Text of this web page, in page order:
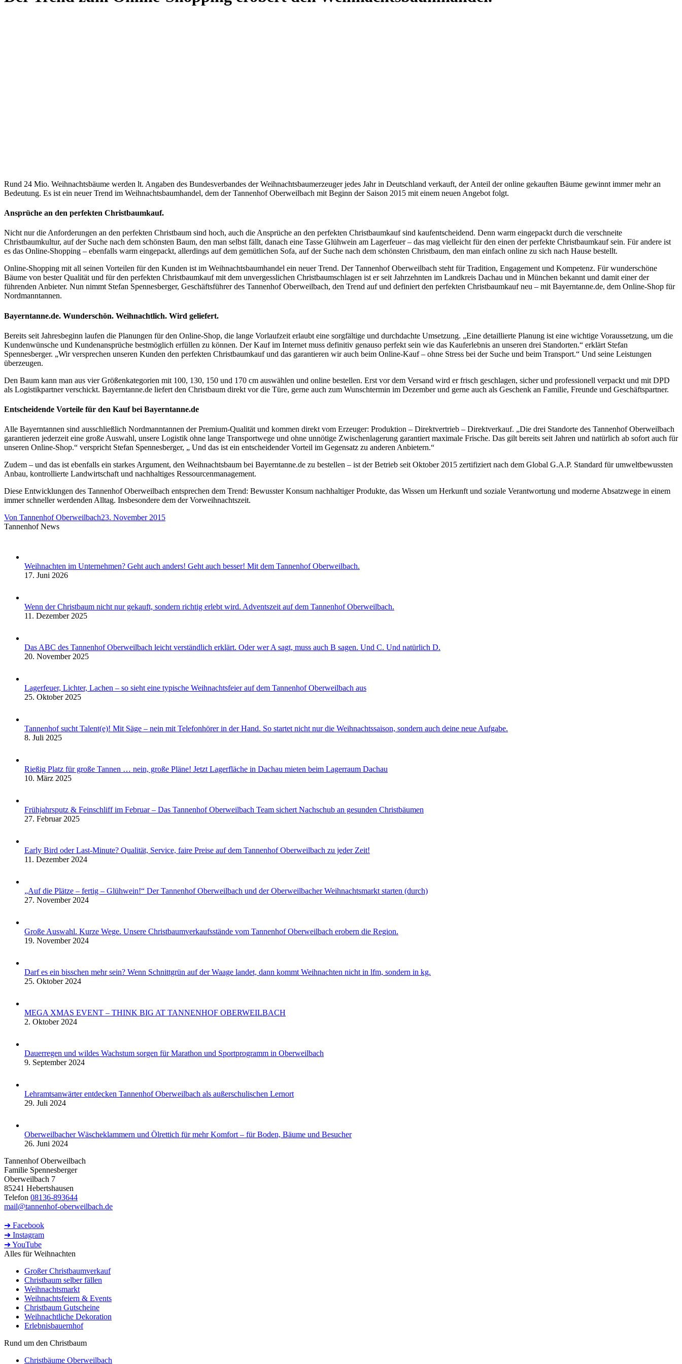
Rund 24 Mio. Weihnachtsbäume werden lt. Angaben des Bundesverbandes der Weihnachtsbaumerzeuger jedes Jahr in Deutschland verkauft, der Anteil der online gekauften Bäume gewinnt immer mehr an
Bedeutung. Es ist ein neuer Trend im Weihnachtsbaumhandel, dem der Tannenhof Oberweilbach mit Beginn der Saison 2015 mit einem neuen Angebot folgt.
Ansprüche an den perfekten Christbaumkauf.
Nicht nur die Anforderungen an den perfekten Christbaum sind hoch, auch die Ansprüche an den perfekten Christbaumkauf sind kaufentscheidend. Denn warm eingepackt durch die verschneite
Christbaumkultur, auf der Suche nach dem schönsten Baum, den man selbst fällt, danach eine Tasse Glühwein am Lagerfeuer – das mag vielleicht für den einen der perfekte Christbaumkauf sein. Für andere ist
es das Online-Shopping – ebenfalls warm eingepackt, allerdings auf dem gemütlichen Sofa, auf der Suche nach dem schönsten Christbaum, den man einfach online zu sich nach Hause bestellt.
Online-Shopping mit all seinen Vorteilen für den Kunden ist im Weihnachtsbaumhandel ein neuer Trend. Der Tannenhof Oberweilbach steht für Tradition, Engagement und Kompetenz. Für wunderschöne
Bäume von bester Qualität und für den perfekten Christbaumkauf mit dem unvergesslichen Christbaumschlagen ist er seit Jahrzehnten im Landkreis Dachau und in München bekannt und damit einer der
führenden Anbieter. Nun nimmt Stefan Spennesberger, Geschäftsführer des Tannenhof Oberweilbach, den Trend auf und definiert den perfekten Christbaumkauf neu – mit Bayerntanne.de, dem Online-Shop für
Nordmanntannen.
Bayerntanne.de. Wunderschön. Weihnachtlich. Wird geliefert.
Bereits seit Jahresbeginn laufen die Planungen für den Online-Shop, die lange Vorlaufzeit erlaubt eine sorgfältige und durchdachte Umsetzung. „Eine detaillierte Planung ist eine wichtige Voraussetzung, um die
Kundenwünsche und Kundenansprüche bestmöglich erfüllen zu können. Der Kauf im Internet muss definitiv genauso perfekt sein wie das Kauferlebnis an unseren drei Standorten.“ erklärt Stefan
Spennesberger. „Wir versprechen unseren Kunden den perfekten Christbaumkauf und das garantieren wir auch beim Online-Kauf – ohne Stress bei der Suche und beim Transport.“ Und seine Leistungen
überzeugen.
Den Baum kann man aus vier Größenkategorien mit 100, 130, 150 und 170 cm auswählen und online bestellen. Erst vor dem Versand wird er frisch geschlagen, sicher und professionell verpackt und mit DPD
als Logistikpartner verschickt. Bayerntanne.de liefert den Christbaum direkt vor die Türe, gerne auch zum Wunschtermin im Dezember und gerne auch als Geschenk an Familie, Freunde und Geschäftspartner.
Entscheidende Vorteile für den Kauf bei Bayerntanne.de
Alle Bayerntannen sind ausschließlich Nordmanntannen der Premium-Qualität und kommen direkt vom Erzeuger: Produktion – Direktvertrieb – Direktverkauf. „Die drei Standorte des Tannenhof Oberweilbach
garantieren jederzeit eine große Auswahl, unsere Logistik ohne lange Transportwege und ohne unnötige Zwischenlagerung garantiert maximale Frische. Das gilt bereits seit Jahren und natürlich ab sofort auch für
unseren Online-Shop.“ verspricht Stefan Spennesberger, „ Und das ist ein entscheidender Vorteil im Gegensatz zu anderen Anbietern.“
Zudem – und das ist ebenfalls ein starkes Argument, den Weihnachtsbaum bei Bayerntanne.de zu bestellen – ist der Betrieb seit Oktober 2015 zertifiziert nach dem Global G.A.P. Standard für umweltbewussten
Anbau, kontrollierte Landwirtschaft und nachhaltiges Ressourcenmanagement.
Diese Entwicklungen des Tannenhof Oberweilbach entsprechen dem Trend: Bewusster Konsum nachhaltiger Produkte, das Wissen um Herkunft und soziale Verantwortung und moderne Absatzwege in einem
immer schneller werdenden Alltag. Insbesondere dem der Vorweihnachtszeit.
Von Tannenhof Oberweilbach23. November 2015
Tannenhof News
Weihnachten im Unternehmen? Geht auch anders! Geht auch besser! Mit dem Tannenhof Oberweilbach.
17. Juni 2026
Wenn der Christbaum nicht nur gekauft, sondern richtig erlebt wird. Adventszeit auf dem Tannenhof Oberweilbach.
11. Dezember 2025
Das ABC des Tannenhof Oberweilbach leicht verständlich erklärt. Oder wer A sagt, muss auch B sagen. Und C. Und natürlich D.
20. November 2025
Lagerfeuer, Lichter, Lachen – so sieht eine typische Weihnachtsfeier auf dem Tannenhof Oberweilbach aus
25. Oktober 2025
Tannenhof sucht Talent(e)! Mit Säge – nein mit Telefonhörer in der Hand. So startet nicht nur die Weihnachtssaison, sondern auch deine neue Aufgabe.
8. Juli 2025
Rießig Platz für große Tannen … nein, große Pläne! Jetzt Lagerfläche in Dachau mieten beim Lagerraum Dachau
10. März 2025
Frühjahrsputz & Feinschliff im Februar – Das Tannenhof Oberweilbach Team sichert Nachschub an gesunden Christbäumen
27. Februar 2025
Early Bird oder Last-Minute? Qualität, Service, faire Preise auf dem Tannenhof Oberweilbach zu jeder Zeit!
11. Dezember 2024
„Auf die Plätze – fertig – Glühwein!“ Der Tannenhof Oberweilbach und der Oberweilbacher Weihnachtsmarkt starten (durch)
27. November 2024
Große Auswahl. Kurze Wege. Unsere Christbaumverkaufsstände vom Tannenhof Oberweilbach erobern die Region.
19. November 2024
Darf es ein bisschen mehr sein? Wenn Schnittgrün auf der Waage landet, dann kommt Weihnachten nicht in lfm, sondern in kg.
25. Oktober 2024
MEGA XMAS EVENT – THINK BIG AT TANNENHOF OBERWEILBACH
2. Oktober 2024
Dauerregen und wildes Wachstum sorgen für Marathon und Sportprogramm in Oberweilbach
9. September 2024
Lehramtsanwärter entdecken Tannenhof Oberweilbach als außerschulischen Lernort
29. Juli 2024
Oberweilbacher Wäscheklammern und Ölrettich für mehr Komfort – für Boden, Bäume und Besucher
26. Juni 2024
Tannenhof Oberweilbach
Familie Spennesberger
Oberweilbach 7
85241 Hebertshausen
Telefon 08136-893644
mail@tannenhof-oberweilbach.de
➜ Facebook
➜ Instagram
➜ YouTube
Alles für Weihnachten
Großer Christbaumverkauf
Christbaum selber fällen
Weihnachtsmarkt
Weihnachtsfeiern & Events
Christbaum Gutscheine
Weihnachtliche Dekoration
Erlebnisbauernhof
Rund um den Christbaum
Christbäume Oberweilbach